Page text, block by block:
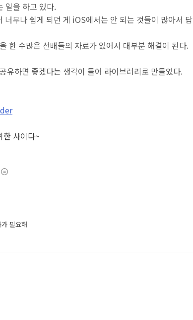
일을 하고 있다.
너무나 쉽게 되던 게 iOS에서는 안 되는 것들이 많아서 답
한 수많은 선배들의 자료가 있어서 대부분 해결이 된다.
유하면 좋겠다는 생각이 들어 라이브러리로 만들었다.
한 사이다~
필요해